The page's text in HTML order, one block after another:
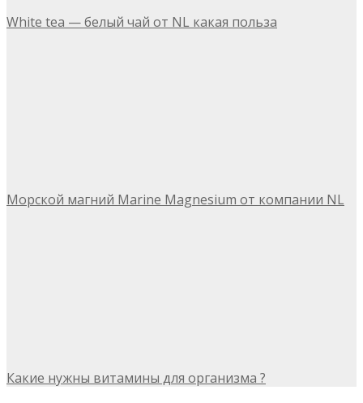
White tea — белый чай от NL какая польза
Морской магний Marine Magnesium от компании NL
Какие нужны витамины для организма ?